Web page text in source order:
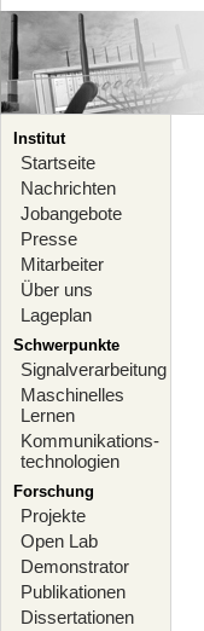
Institut
Startseite
Nachrichten
Jobangebote
Presse
Mitarbeiter
Über uns
Lageplan
Schwerpunkte
Signalverarbeitung
Maschinelles
Lernen
Kommunikations-
technologien
Forschung
Projekte
Open Lab
Demonstrator
Publikationen
Dissertationen